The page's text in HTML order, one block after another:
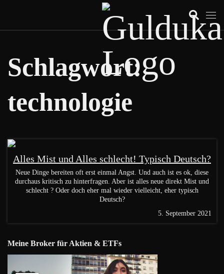
Schlagwort:
technologie
Alles Mist und Alles schlecht! Typisch Deutsch?
Neue Dinge bereiten oft erst einmal Angst. Und auch ist es ok, diese
durchaus kritisch zu hinterfragen. Aber ist alles neue direkt Mist und
schlecht ? Oder doch eher mal wieder vielleicht, eher typisch
Deutsch?
5. September 2021
Meine Broker für Aktien & ETFs